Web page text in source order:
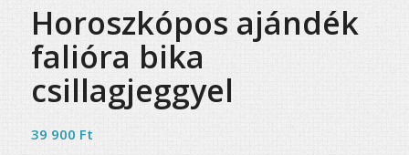
Horoszkópos ajándék
falióra bika
csillagjeggyel
39 900 Ft